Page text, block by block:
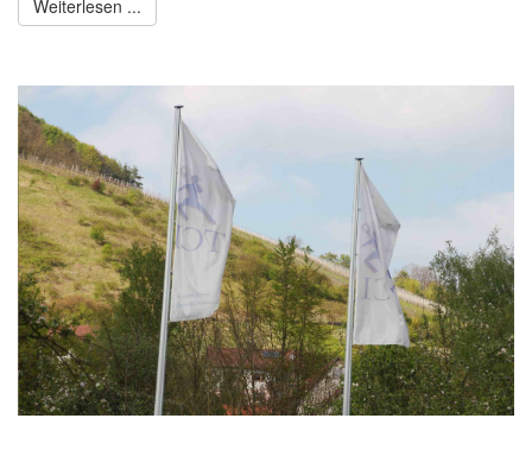
Weiterlesen ...